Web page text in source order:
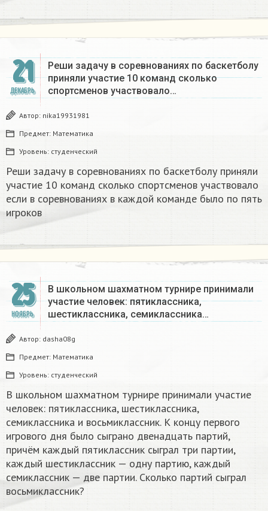
21
ДЕКАБРЬ
Реши задачу в соревнованиях по баскетболу
приняли участие 10 команд сколько
спортсменов участвовало…
Автор: nika19931981
Предмет: Математика
Уровень: студенческий
Реши задачу в соревнованиях по баскетболу приняли
участие 10 команд сколько спортсменов участвовало
если в соревнованиях в каждой команде было по пять
игроков
25
НОЯБРЬ
В школьном шахматном турнире принимали
участие человек: пятиклассника,
шестиклассника, семиклассника…
Автор: dasha08g
Предмет: Математика
Уровень: студенческий
В школьном шахматном турнире принимали участие
человек: пятиклассника, шестиклассника,
семиклассника и восьмиклассник. К концу первого
игрового дня было сыграно двенадцать партий,
причём каждый пятиклассник сыграл три партии,
каждый шестиклассник — одну партию, каждый
семиклассник — две партии. Сколько партий сыграл
восьмиклассник?